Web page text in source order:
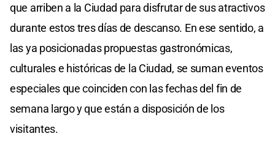
que arriben a la Ciudad para disfrutar de sus atractivos
durante estos tres días de descanso. En ese sentido, a
las ya posicionadas propuestas gastronómicas,
culturales e históricas de la Ciudad, se suman eventos
especiales que coinciden con las fechas del fin de
semana largo y que están a disposición de los
visitantes.